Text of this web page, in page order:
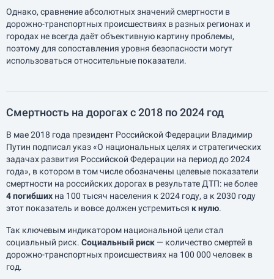
Однако, сравнение абсолютных значений смертности в
дорожно-транспортных происшествиях в разных регионах и
городах не всегда даёт объективную картину проблемы,
поэтому для сопоставления уровня безопасности могут
использоваться относительные показатели.
Смертность на дорогах с 2018 по 2024 год
В мае 2018 года президент Российской Федерации Владимир
Путин подписал указ «О национальных целях и стратегических
задачах развития Российской Федерации на период до 2024
года», в котором в том числе обозначены целевые показатели
смертности на российских дорогах в результате ДТП: не более
4 погибших на 100 тысяч населения к 2024 году, а к 2030 году
этот показатель и вовсе должен устремиться к нулю.
Так ключевым индикатором национальной цели стал
социальный риск. Социальный риск — количество смертей в
дорожно-транспортных происшествиях на 100 000 человек в
год.